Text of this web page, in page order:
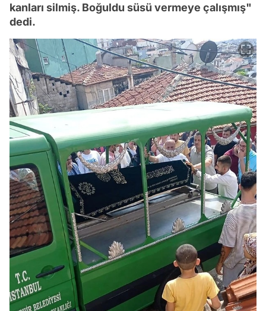
kanları silmiş. Boğuldu süsü vermeye çalışmış"
dedi.